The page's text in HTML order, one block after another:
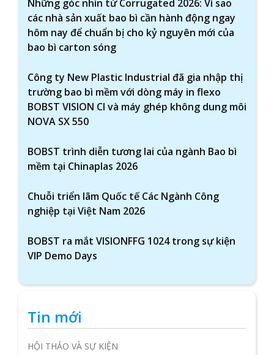
Những góc nhìn từ Corrugated 2026: Vì sao
các nhà sản xuất bao bì cần hành động ngay
hôm nay để chuẩn bị cho kỷ nguyên mới của
bao bì carton sóng
Công ty New Plastic Industrial đã gia nhập thị
trường bao bì mềm với dòng máy in flexo
BOBST VISION CI và máy ghép không dung môi
NOVA SX 550
BOBST trình diễn tương lai của ngành Bao bì
mềm tại Chinaplas 2026
Chuỗi triển lãm Quốc tế Các Ngành Công
nghiệp tại Việt Nam 2026
BOBST ra mắt VISIONFFG 1024 trong sự kiện
VIP Demo Days
Tin mới
HỘI THẢO VÀ SỰ KIỆN